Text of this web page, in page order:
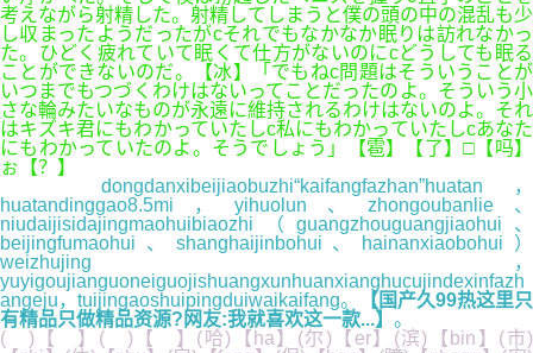
考えながら射精した。射精してしまうと僕の頭の中の混乱も少
し収まったようだったがcそれでもなかなか眠りは訪れなかっ
た。ひどく疲れていて眠くて仕方がないのにcどうしても眠る
ことができないのだ。【冰】「でもねc問題はそういうことが
いつまでもつづくわけはないってことだったのよ。そういう小
さな輪みたいなものが永遠に維持されるわけはないのよ。それ
はキズキ君にもわかっていたしc私にもわかっていたしcあなた
にもわかっていたのよ。そうでしょう」【雹】【了】□【吗】
ぉ【？】
dongdanxibeijiaobuzhi“kaifangfazhan”huatan，
huatandinggao8.5mi，yihuolun、zhongoubanlie、
niudaijisidajingmaohuibiaozhi（guangzhouguangjiaohui、
beijingfumaohui、shanghaijinbohui、hainanxiaobohui）
weizhujing，
yuyigoujianguoneiguojishuangxunhuanxianghucujindexinfazh
angeju，tuijingaoshuipingduiwaikaifang。
【国产久99热这里只
有精品只做精品资源?网友:我就喜欢这一款...】 。
( )【 】( )【 】(哈)【ha】(尔)【er】(滨)【bin】(市)